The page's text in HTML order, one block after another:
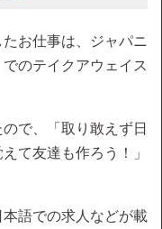
お仕事は、ジャパニ
のテイクアウェイス
で、「取り敢えず日
て友達も作ろう！」
語での求人などが載